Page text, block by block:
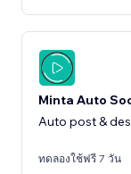
Minta Auto
Auto post &
ทดลองใช้ฟรี 7 วัน